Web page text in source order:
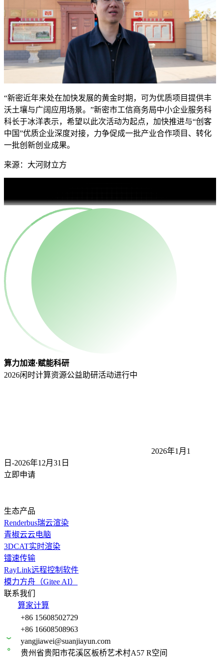
“新密近年来处在加快发展的黄金时期，可为优质项目提供丰
沃土壤与广阔应用场景。”新密市工信商务局中小企业服务科
科长于冰洋表示，希望以此次活动为起点，加快推进与“创客
中国”优质企业深度对接，力争促成一批产业合作项目、转化
一批创新创业成果。
来源：大河财立方
算力加速·赋能科研
2026闲时计算资源公益助研活动进行中
2026年1月1
日-2026年12月31 日
立即申请
生态产品
Renderbus瑞云渲染
青椒云云电脑
3DCAT实时渲染
镭速传输
RayLink远程控制软件
模力方舟（Gitee AI）
联系我们
算家计算
+86 15608502729
+86 16608508963
yangjiawei@suanjiayun.com
贵州省贵阳市花溪区板桥艺术村A57 R空间